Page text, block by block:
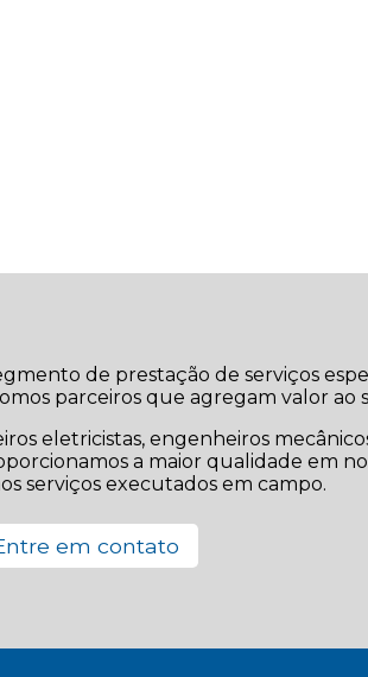
de prestação de serviços
parceiros que agregam valor ao
eletricistas, engenheiros
a maior qualidade em
serviços executados em campo.
em contato